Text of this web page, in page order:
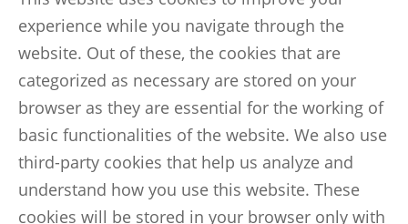
experience while you navigate through the
website. Out of these, the cookies that are
categorized as necessary are stored on your
browser as they are essential for the working of
basic functionalities of the website. We also use
third-party cookies that help us analyze and
understand how you use this website. These
cookies will be stored in your browser only with